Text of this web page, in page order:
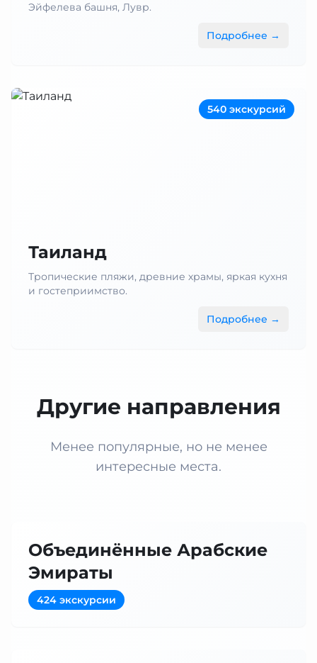
Эйфелева башня, Лувр.
Подробнее →
540 экскурсий
Таиланд
Тропические пляжи, древние храмы, яркая кухня
и гостеприимство.
Подробнее →
Другие направления
Менее популярные, но не менее
интересные места.
Объединённые Арабские
Эмираты
424 экскурсии